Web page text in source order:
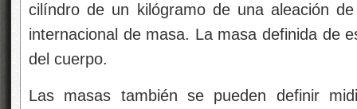
cilíndro de un kilógramo de una aleación
internacional de masa. La masa definida de
del cuerpo.
Las masas también se pueden definir